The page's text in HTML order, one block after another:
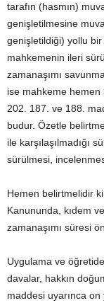
tarafın (hasmın)
genişletilmesine
genişletildiği) yollu
mahkemenin ileri
zamanaşımı
ise mahkeme
202. 187. ve 188.
budur. Özetle
ile karşılaşılmadığı
sürülmesi,
Hemen belirtmelidir
Kanununda, kıdem
zamanaşımı süresi
Uygulama ve
davalar, hakkın
maddesi uyarınca on